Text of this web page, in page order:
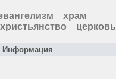
храм
христьянство
церковь
Информация